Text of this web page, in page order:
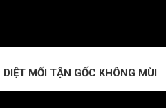
DIỆT MỐI TẬN GỐC KHÔNG MÙI